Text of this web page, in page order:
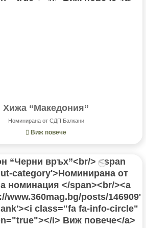
Хижа “Македония”
Номинирана от СДП Балкани
Виж повече